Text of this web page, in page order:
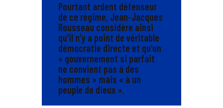
Pourtant ardent défenseur
de ce régime, Jean-Jacques
Rousseau considère ainsi
qu’il n’y a point de véritable
démocratie directe et qu’un
« gouvernement si parfait
ne convient pas à des
hommes » mais « à un
peuple de dieux ».